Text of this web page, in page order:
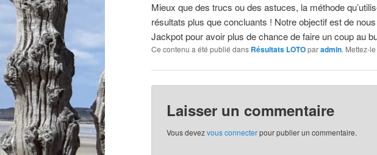
Mieux que des trucs ou des astuces, la méthode
résultats plus que concluants ! Notre objectif est de
Jackpot pour avoir plus de chance de faire un coup au
Ce contenu a été publié dans Résultats LOTOparadmin. Mettez-
Laisser un commentaire
Vous devezvous connecterpour publier un commentaire.